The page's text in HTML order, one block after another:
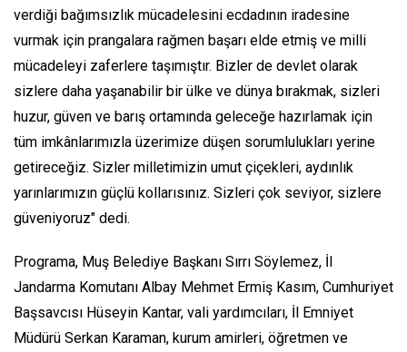
verdiği bağımsızlık mücadelesini ecdadının iradesine
vurmak için prangalara rağmen başarı elde etmiş ve milli
mücadeleyi zaferlere taşımıştır. Bizler de devlet olarak
sizlere daha yaşanabilir bir ülke ve dünya bırakmak, sizleri
huzur, güven ve barış ortamında geleceğe hazırlamak için
tüm imkânlarımızla üzerimize düşen sorumlulukları yerine
getireceğiz. Sizler milletimizin umut çiçekleri, aydınlık
yarınlarımızın güçlü kollarısınız. Sizleri çok seviyor, sizlere
güveniyoruz" dedi.
Programa, Muş Belediye Başkanı Sırrı Söylemez, İl
Jandarma Komutanı Albay Mehmet Ermiş Kasım, Cumhuriyet
Başsavcısı Hüseyin Kantar, vali yardımcıları, İl Emniyet
Müdürü Serkan Karaman, kurum amirleri, öğretmen ve